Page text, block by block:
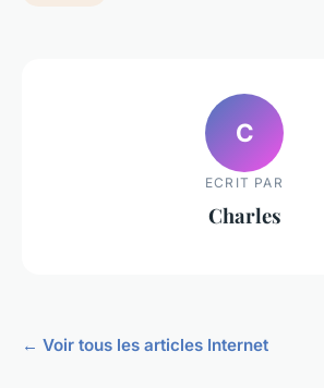
C
ECRIT PAR
Charles
← Voir tous les articles Internet